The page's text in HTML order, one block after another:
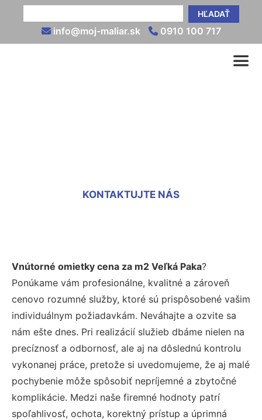
HĽADAŤ
info@moj-maliar.sk 0910 100 717
KONTAKTUJTE NÁS
Vnútorné omietky cena za m2 Veľká Paka?
Ponúkame vám profesionálne, kvalitné a zároveň
cenovo rozumné služby, ktoré sú prispôsobené vašim
individuálnym požiadavkám. Neváhajte a ozvite sa
nám ešte dnes. Pri realizácií služieb dbáme nielen na
precíznosť a odbornosť, ale aj na dôslednú kontrolu
vykonanej práce, pretože si uvedomujeme, že aj malé
pochybenie môže spôsobiť nepríjemné a zbytočné
komplikácie. Medzi naše firemné hodnoty patrí
spoľahlivosť, ochota, korektný prístup a úprimná